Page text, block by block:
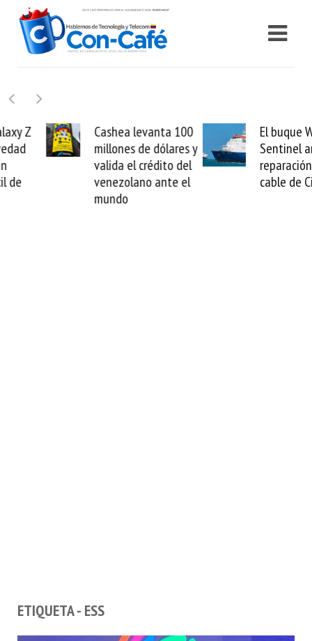
Cashea levanta 100
millones de dólares y
valida el crédito del
venezolano ante el
El buque Wave
Sentinel arranca la
reparación del
cable de Cirion
ETIQUETA - ESS